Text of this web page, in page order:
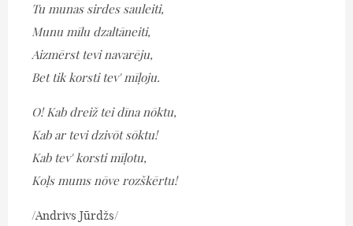
Tu munas sirdes sauleiti,
Munu mīlu dzaltāneiti,
Aizmērst tevi navarēju,
Bet tik korsti tev' mīļoju.
O! Kab dreiž tei dīna nōktu,
Kab ar tevi dzivōt sōktu!
Kab tev' korsti mīļotu,
Koļs mums nōve rozškērtu!
/Andrivs Jūrdžs/